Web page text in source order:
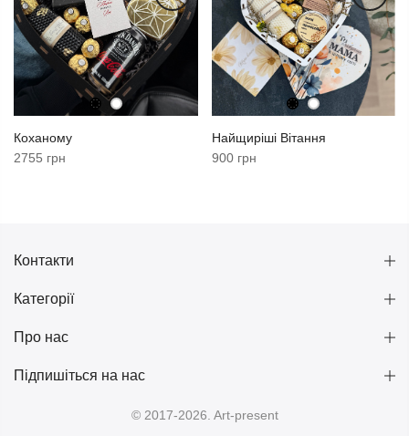
Коханому
2755 грн
Найщиріші Вітання
900 грн
Контакти
Категорії
Про нас
Підпишіться на нас
© 2017-2026. Art-present